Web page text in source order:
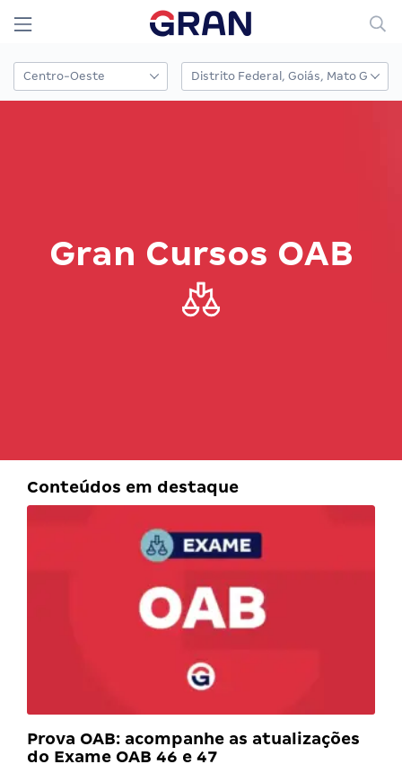
Gran Cursos OAB
Conteúdos em destaque
Prova OAB: acompanhe as atualizações
do Exame OAB 46 e 47